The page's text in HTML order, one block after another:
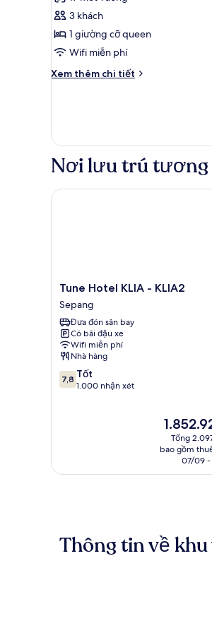
Phòng
Superior
(Max.
12
Hours
xét)
3 khách
1 giường cỡ queen
Wifi miễn phí
Xem thêm chi tiết
Chi
Superior
(Max.
12
Hours
Stay)
Nơi lưu trú
Tune
Hotel
KLIA
-
KLIA2
Sepang
Tune Hotel KLIA - KLIA2
Sepang
Đưa đón sân bay
Có bãi đậu xe
Wifi miễn phí
Nhà hàng
7.8
trên
7,8 Tốt
1.000 nhận xét
Giá
hiện
tại
1.852.924
Tổng
bao gồm
07/09
Tune Hotel KLIA - KLIA2
Thông tin về